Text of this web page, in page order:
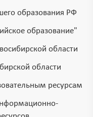
образования РФ
образование"
области
области
ресурсам